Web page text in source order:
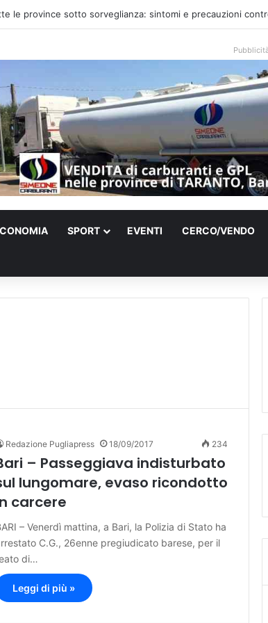
voce di Taranto che incontra l’indie pop e racconta rinascite
SPORT EVENTI CERCO/VENDO
Redazione Pugliapress 18/09/2017 234
– Passeggiava indisturbato
lungomare, evaso ricondotto
carcere
– Venerdì mattina, a Bari, la Polizia di Stato ha
C.G., 26enne pregiudicato barese, per il
di…
Leggi di più »